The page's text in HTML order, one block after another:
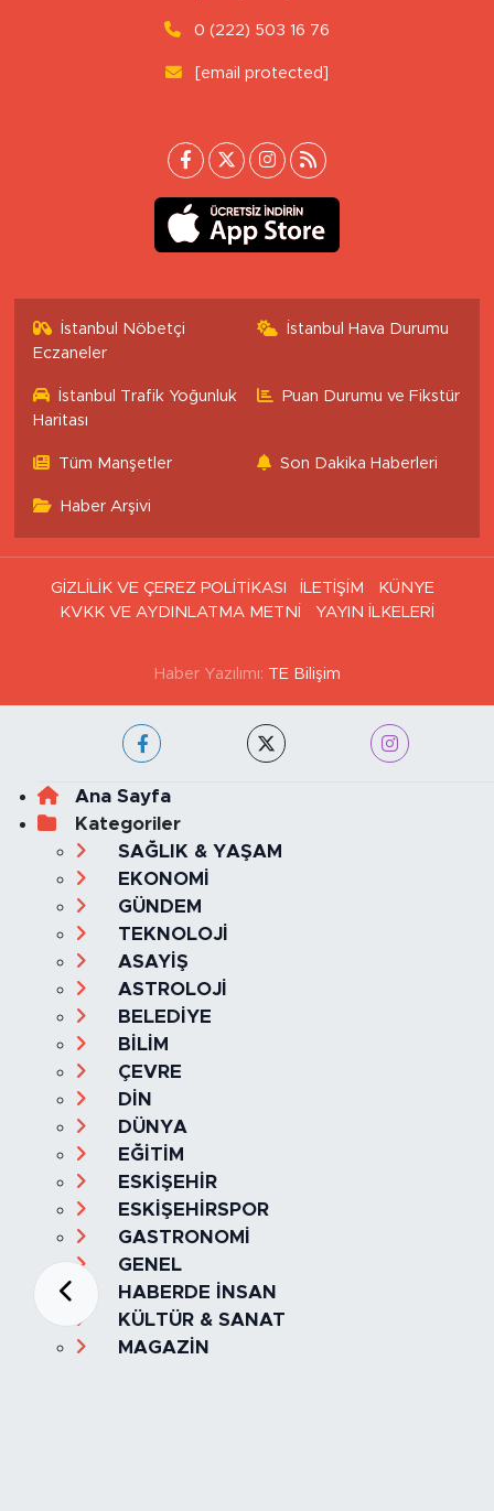
0 (222) 503 16 76
[email protected]
İstanbul Nöbetçi
Eczaneler
İstanbul Hava Durumu
İstanbul Trafik Yoğunluk
Haritası
Puan Durumu ve Fikstür
Tüm Manşetler Son Dakika Haberleri
Haber Arşivi
GİZLİLİK VE ÇEREZ POLİTİKASI İLETİŞİM
KÜNYE
KVKK VE AYDINLATMA METNİ
YAYIN İLKELERİ
Haber Yazılımı: TE Bilişim
Ana Sayfa
Kategoriler
SAĞLIK & YAŞAM
EKONOMİ
GÜNDEM
TEKNOLOJİ
ASAYİŞ
ASTROLOJİ
BELEDİYE
BİLİM
ÇEVRE
DİN
DÜNYA
EĞİTİM
ESKİŞEHİR
ESKİŞEHİRSPOR
GASTRONOMİ
GENEL
HABERDE İNSAN
KÜLTÜR & SANAT
MAGAZİN